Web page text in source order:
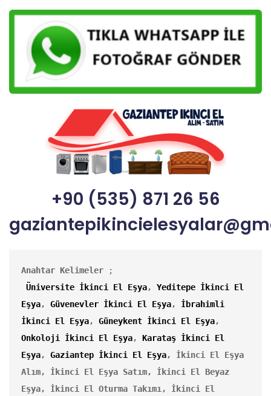
+90 (535) 871 26 56
Anahtar Kelimeler ;
Üniversite İkinci El Eşya, Yeditepe İkinci El
Eşya, Güvenevler İkinci El Eşya, İbrahimli
İkinci El Eşya, Güneykent İkinci El Eşya
Onkoloji İkinci El Eşya, Karataş İkinci El
Eşya, Gaziantep İkinci El Eşya,
İkinci El Eşya
Alım, İkinci El Eşya Satım, İkinci El Beyaz
Eşya, İkinci El Oturma Takımı, İkinci El